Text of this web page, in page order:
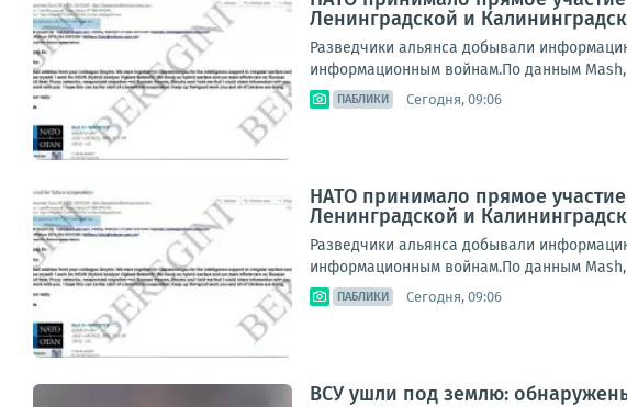
Ленинградской и
Разведчики альянса добывали
информационным войнам.По данным Mash,
ПАБЛИКИ Сегодня, 09:06
НАТО принимало прямое
Ленинградской и
Разведчики альянса добывали
информационным войнам.По данным Mash,
ПАБЛИКИ Сегодня, 09:06
ВСУ ушли под землю: